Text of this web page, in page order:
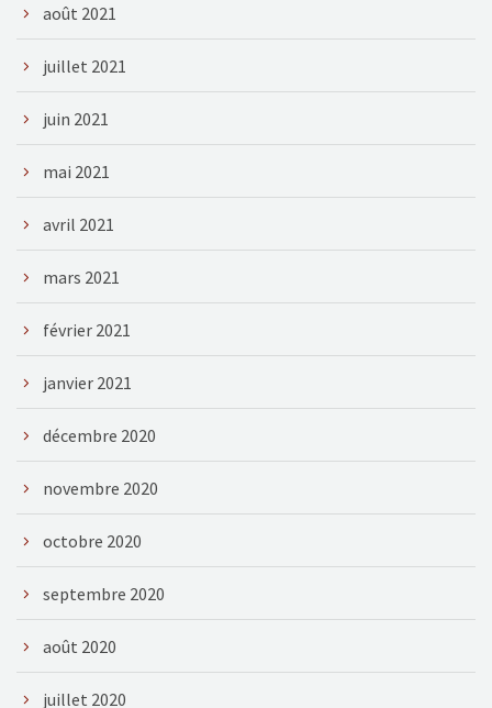
août 2021
juillet 2021
juin 2021
mai 2021
avril 2021
mars 2021
février 2021
janvier 2021
décembre 2020
novembre 2020
octobre 2020
septembre 2020
août 2020
juillet 2020